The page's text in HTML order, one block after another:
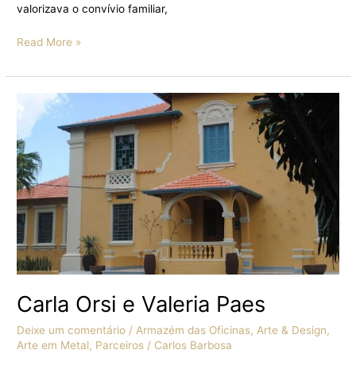
valorizava o convívio familiar,
Read More »
Carla Orsi e Valeria Paes
Deixe um comentário / Armazém das Oficinas, Arte & Design,
Arte em Metal, Parceiros / Carlos Barbosa
e
Valeria
Paes